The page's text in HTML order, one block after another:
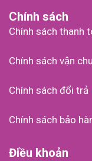
Chính sách
Chính sách thanh
Chính sách vận
Chính sách đổi trả
Chính sách bảo
Điều khoản